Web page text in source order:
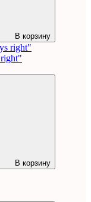
В корзину
В корзину